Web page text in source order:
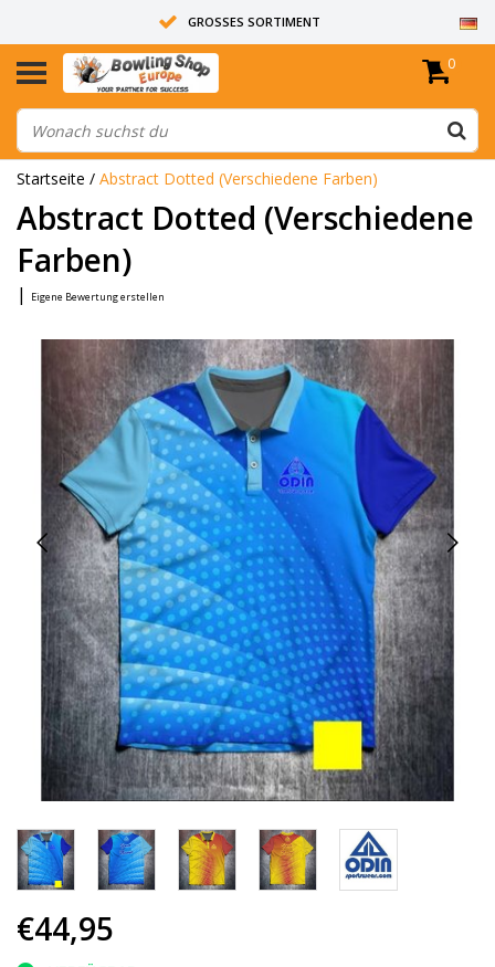
GROSSES SORTIMENT
14 TAGE RÜCKGABERECHT
ALLE BOWLINGKUGELN SIND UNGEBOHRT
0
Startseite / Abstract Dotted (Verschiedene Farben)
Abstract Dotted (Verschiedene
Farben)
| Eigene Bewertung erstellen
€44,95